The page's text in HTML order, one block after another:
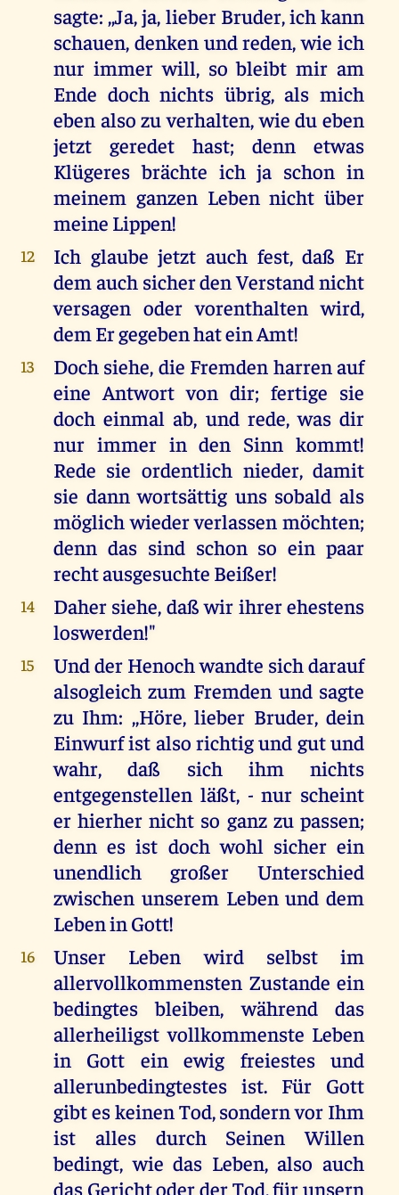
sagte: ,,Ja, ja, lieber Bruder, ich kann
schauen, denken und reden, wie ich
nur immer will, so bleibt mir am
Ende doch nichts übrig, als mich
eben also zu verhalten, wie du eben
jetzt geredet hast; denn etwas
Klügeres brächte ich ja schon in
meinem ganzen Leben nicht über
meine Lippen!
12
Ich glaube jetzt auch fest, daß Er
dem auch sicher den Verstand nicht
versagen oder vorenthalten wird,
dem Er gegeben hat ein Amt!
13
Doch siehe, die Fremden harren auf
eine Antwort von dir; fertige sie
doch einmal ab, und rede, was dir
nur immer in den Sinn kommt!
Rede sie ordentlich nieder, damit
sie dann wortsättig uns sobald als
möglich wieder verlassen möchten;
denn das sind schon so ein paar
recht ausgesuchte Beißer!
14
Daher siehe, daß wir ihrer ehestens
loswerden!"
15
Und der Henoch wandte sich darauf
alsogleich zum Fremden und sagte
zu Ihm: ,,Höre, lieber Bruder, dein
Einwurf ist also richtig und gut und
wahr, daß sich ihm nichts
entgegenstellen läßt, - nur scheint
er hierher nicht so ganz zu passen;
denn es ist doch wohl sicher ein
unendlich großer Unterschied
zwischen unserem Leben und dem
Leben in Gott!
16
Unser Leben wird selbst im
allervollkommensten Zustande ein
bedingtes bleiben, während das
allerheiligst vollkommenste Leben
in Gott ein ewig freiestes und
allerunbedingtestes ist. Für Gott
gibt es keinen Tod, sondern vor Ihm
ist alles durch Seinen Willen
bedingt, wie das Leben, also auch
das Gericht oder der Tod, für unsern